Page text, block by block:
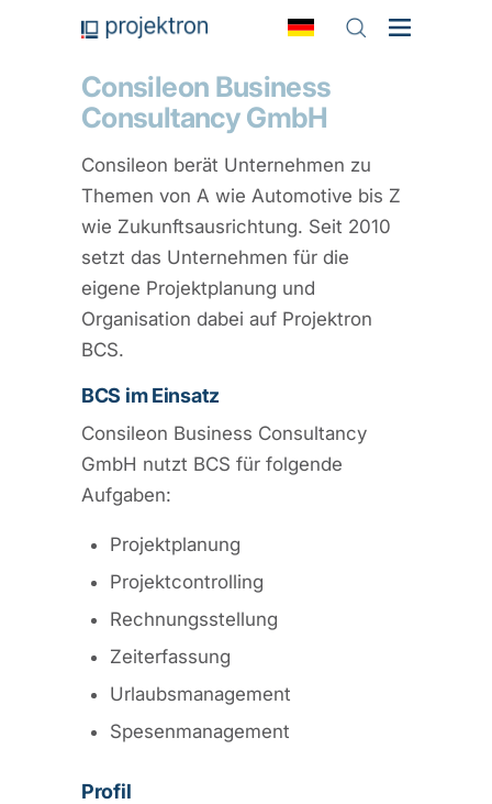
Consileon Business
Consultancy GmbH
Consileon berät Unternehmen zu
Themen von A wie Automotive bis Z
wie Zukunftsausrichtung. Seit 2010
setzt das Unternehmen für die
eigene Projektplanung und
Organisation dabei auf Projektron
BCS.
BCS im Einsatz
Consileon Business Consultancy
GmbH nutzt BCS für folgende
Aufgaben:
Projektplanung
Projektcontrolling
Rechnungsstellung
Zeiterfassung
Urlaubsmanagement
Spesenmanagement
Profil